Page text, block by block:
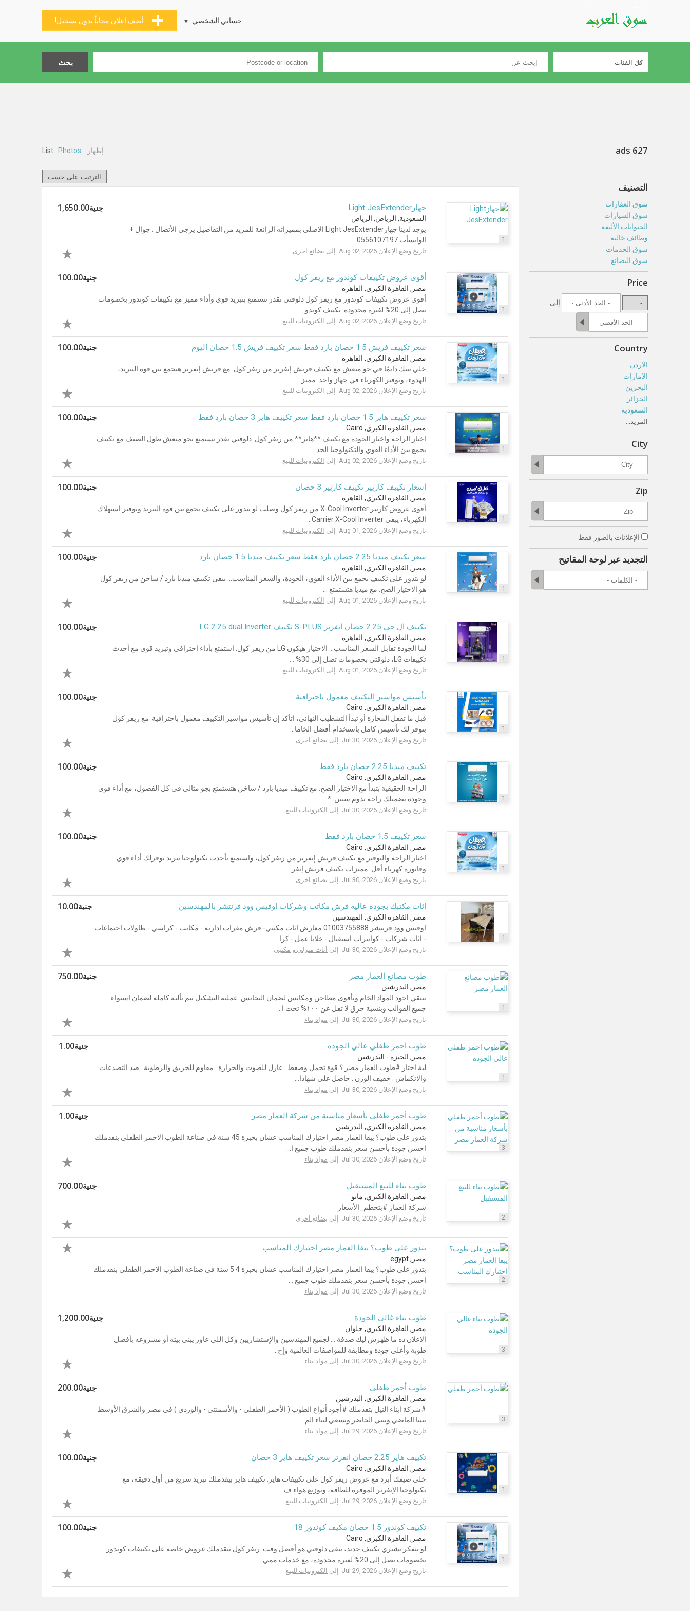
أضف اعلان مجاناً بدون تسجيل! حسابي الشخصي
627 ads إظهار: Photos
التصنيف
سوق العقارات
سوق السيارات
الحيوانات الأليفة
وظائف خالية
سوق الخدمات
سوق البضائع
Price
إلى
Country
الاردن
الامارات
البحرين
الجزائر
السعودية
المزيد...
City
Zip
الإعلانات بالصور فقط
التجديد عبر لوحة المقاتيح
1
جهازLight JesExtender
السعودية, الرياض, الرياض
يوجد لدينا جهازLight JesExtender الاصلي بمميزاته الرائعة للمزيد من التفاصيل يرجى الأتصال : جوال +
الواتسأب 0556107197
تاريخ وضع الإعلان Aug 02, 2026 إلى بضائع اخرى
جنية1,650.00
1
أقوى عروض تكييفات كوندور مع ريفر كول
مصر, القاهرة الكبري, القاهره
أقوى عروض تكييفات كوندور مع ريفر كول دلوقتي تقدر تستمتع بتبريد قوي وأداء مميز مع تكييفات كوندور بخصومات
تصل إلى 20% لفترة محدودة. تكييف كوندو...
تاريخ وضع الإعلان Aug 02, 2026 إلى الكترونيات للبيع
جنية100.00
1
سعر تكييف فريش 1.5 حصان بارد فقط سعر تكييف فريش 1.5 حصان اليوم
مصر, القاهرة الكبري, القاهره
خلي بيتك دايمًا في جو منعش مع تكييف فريش إنفرتر من ريفر كول. مع فريش إنفرتر هتجمع بين قوة التبريد،
الهدوء، وتوفير الكهرباء في جهاز واحد. مميز...
تاريخ وضع الإعلان Aug 02, 2026 إلى الكترونيات للبيع
جنية100.00
1
سعر تكييف هاير 1.5 حصان بارد فقط سعر تكييف هاير 3 حصان بارد فقط
مصر, القاهرة الكبري, Cairo
اختار الراحة واختار الجودة مع تكييف **هاير** من ريفر كول. دلوقتي تقدر تستمتع بجو منعش طول الصيف مع تكييف
يجمع بين الأداء القوي والتكنولوجيا الحد...
تاريخ وضع الإعلان Aug 02, 2026 إلى الكترونيات للبيع
جنية100.00
1
اسعار تكييف كاريير تكييف كاريير 3 حصان
مصر, القاهرة الكبري, القاهره
أقوى عروض كاريير X-Cool Inverter من ريفر كول وصلت لو بتدور على تكييف يجمع بين قوة التبريد وتوفير استهلاك
الكهرباء، يبقى Carrier X-Cool Inverter ...
تاريخ وضع الإعلان Aug 01, 2026 إلى الكترونيات للبيع
جنية100.00
1
سعر تكييف ميديا 2.25 حصان بارد فقط سعر تكييف ميديا 1.5 حصان بارد
مصر, القاهرة الكبري, القاهره
لو بتدور على تكييف يجمع بين الأداء القوي، الجودة، والسعر المناسب... يبقى تكييف ميديا بارد / ساخن من ريفر كول
هو الاختيار الصح. مع ميديا هتستمتع ...
تاريخ وضع الإعلان Aug 01, 2026 إلى الكترونيات للبيع
جنية100.00
1
تكييف ال جي 2.25 حصان انفرتر S-PLUS تكييف LG 2.25 dual Inverter
مصر, القاهرة الكبري, القاهره
لما الجودة تقابل السعر المناسب... الاختيار هيكون LG من ريفر كول. استمتع بأداء احترافي وتبريد قوي مع أحدث
تكييفات LG، دلوقتي بخصومات تصل إلى 30% ...
تاريخ وضع الإعلان Aug 01, 2026 إلى الكترونيات للبيع
جنية100.00
1
تأسيس مواسير التكييف معمول باحترافية
مصر, القاهرة الكبري, Cairo
قبل ما تقفل المحارة أو تبدأ التشطيب النهائي، اتأكد إن تأسيس مواسير التكييف معمول باحترافية. مع ريفر كول
بنوفر لك تأسيس كامل باستخدام أفضل الخاما...
تاريخ وضع الإعلان Jul 30, 2026 إلى بضائع اخرى
جنية100.00
1
تكييف ميديا 2.25 حصان بارد فقط
مصر, القاهرة الكبري, Cairo
الراحة الحقيقية بتبدأ مع الاختيار الصح. مع تكييف ميديا بارد / ساخن هتستمتع بجو مثالي في كل الفصول، مع أداء قوي
وجودة تضمنلك راحة تدوم سنين. *...
تاريخ وضع الإعلان Jul 30, 2026 إلى الكترونيات للبيع
جنية100.00
1
سعر تكييف 1.5 حصان بارد فقط
مصر, القاهرة الكبري, Cairo
اختار الراحة والتوفير مع تكييف فريش إنفرتر من ريفر كول، واستمتع بأحدث تكنولوجيا تبريد توفرلك أداء قوي
وفاتورة كهرباء أقل. مميزات تكييف فريش إنفر...
تاريخ وضع الإعلان Jul 30, 2026 إلى بضائع اخرى
جنية100.00
1
اثاث مكتبك بجودة عالية فرش مكاتب وشركات اوفيس وود فرنتشر بالمهندسين
مصر, القاهرة الكبري, المهندسين
اوفيس وود فرنتشر 01003755888 معارض اثاث مكتبي- فرش مقرات ادارية - مكاتب - كراسي - طاولات اجتماعات
- اثاث شركات - كوانترات استقبال - خلايا عمل - كرا...
تاريخ وضع الإعلان Jul 30, 2026 إلى أثاث منزلي و مكتبي
جنية10.00
1
طوب مصانع العمار مصر
مصر, البدرشين
ننتقي اجود المواد الخام وبأقوى مطاحن ومكابس لضمان التجانس..عملية التشكيل تتم بأليه كامله لضمان استواء
جميع القوالب وبنسبة حرق لا تقل عن ١٠٠% تحت ا...
تاريخ وضع الإعلان Jul 30, 2026 إلى مواد بناء
جنية750.00
1
طوب احمر طفلي عالي الجوده
مصر, الجيزه - البدرشين
لية اختار #طوب العمار مصر ؟ قوة تحمل وضغط . عازل للصوت والحرارة . مقاوم للحريق والرطوبة . ضد التصدعات
والانكماش . خفيف الوزن . حاصل علي شهادا...
تاريخ وضع الإعلان Jul 30, 2026 إلى مواد بناء
جنية1.00
3
طوب أحمر طفلي بأسعار مناسبة من شركة العمار مصر
مصر, القاهرة الكبري, البدرشين
بتدور على طوب؟ يبقا العمار مصر اختيارك المناسب عشان بخبرة 45 سنة في صناعة الطوب الاحمر الطفلي بنقدملك
احسن جودة بأحسن سعر بنقدملك طوب جميع ا...
تاريخ وضع الإعلان Jul 30, 2026 إلى مواد بناء
جنية1.00
2
طوب بناء للبيع المستقبل
مصر, القاهرة الكبري, مايو
شركة العمار #بتحطم_الأسعار
تاريخ وضع الإعلان Jul 30, 2026 إلى بضائع اخرى
جنية700.00
2
بتدور على طوب؟ يبقا العمار مصر اختيارك المناسب
مصر, egypt
بتدور على طوب؟ يبقا العمار مصر اختيارك المناسب عشان بخبرة 4 5 سنة في صناعة الطوب الاحمر الطفلي بنقدملك
احسن جودة بأحسن سعر بنقدملك طوب جميع ...
تاريخ وضع الإعلان Jul 30, 2026 إلى مواد بناء
3
طوب بناء غالي الجودة
مصر, القاهرة الكبري, حلوان
الاعلان ده ما ظهرش ليك صدفة ... لجميع المهندسين والإستشاريين وكل اللي عاوز يبني بيته أو مشروعه بأفضل
طوبة وأعلى جودة ومطابقة للمواصفات العالمية وإح...
تاريخ وضع الإعلان Jul 30, 2026 إلى مواد بناء
جنية1,200.00
3
طوب أحمر طفلي
مصر, القاهرة الكبري, البدرشين
#شركة ابناء النيل بتقدملك #أجود أنواع الطوب ( الأحمر الطفلي - والأسمنتي - والوردي ) في مصر والشرق الأوسط
بنينا الماضي ونبني الحاضر ونسعي لبناء الم...
تاريخ وضع الإعلان Jul 29, 2026 إلى مواد بناء
جنية200.00
1
تكييف هاير 2.25 حصان انفرتر سعر تكييف هاير 3 حصان
مصر, القاهرة الكبري, Cairo
خلي صيفك أبرد مع عروض ريفر كول على تكييفات هاير. تكييف هاير بيقدملك تبريد سريع من أول دقيقة، مع
تكنولوجيا الإنفرتر الموفرة للطاقة، وتوزيع هواء ف...
تاريخ وضع الإعلان Jul 29, 2026 إلى الكترونيات للبيع
جنية100.00
1
تكييف كوندور 1.5 حصان مكيف كوندور 18
مصر, القاهرة الكبري, Cairo
لو بتفكر تشتري تكييف جديد، يبقى دلوقتي هو أفضل وقت. ريفر كول بتقدملك عروض خاصة على تكييفات كوندور
بخصومات تصل إلى 20% لفترة محدودة، مع خدمات ممي...
تاريخ وضع الإعلان Jul 29, 2026 إلى الكترونيات للبيع
جنية100.00